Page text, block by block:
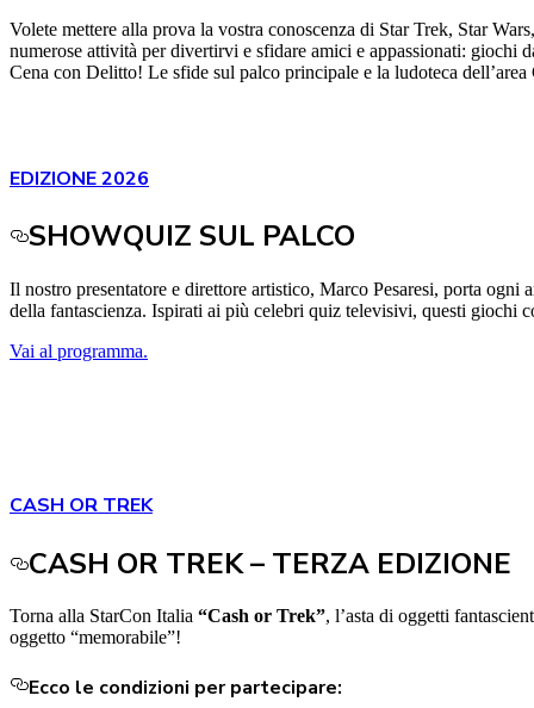
Volete mettere alla prova la vostra conoscenza di Star Trek, Star
numerose attività per divertirvi e sfidare amici e appassionati:
Cena con Delitto! Le sfide sul palco principale e la ludoteca
EDIZIONE 2026
SHOWQUIZ SUL PALCO
Il nostro presentatore e direttore artistico, Marco Pesaresi, porta
della fantascienza. Ispirati ai più celebri quiz televisivi, questi
Vai al programma.
CASH OR TREK
CASH OR TREK – TERZA EDIZIONE
Torna alla StarCon Italia “Cash or Trek”, l’asta di oggetti
oggetto “memorabile”!
Ecco le condizioni per partecipare: